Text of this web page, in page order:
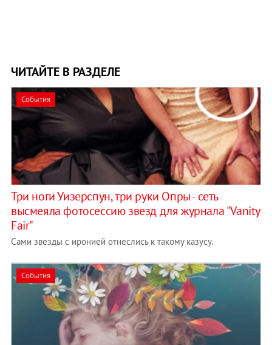
ЧИТАЙТЕ В РАЗДЕЛЕ
События
Три ноги Уизерспун, три руки Опры - сеть
высмеяла фотосессию звезд для журнала "Vanity
Fair"
Сами звезды с иронией отнеслись к такому казусу.
События